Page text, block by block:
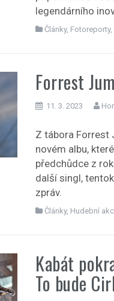
legendárního
Články, Fotoreporty,
Forrest
11. 3. 2023
Z tábora Forrest
novém albu,
předchůdce z
další singl,
zpráv.
Články, Hudební
Kabát
To bude